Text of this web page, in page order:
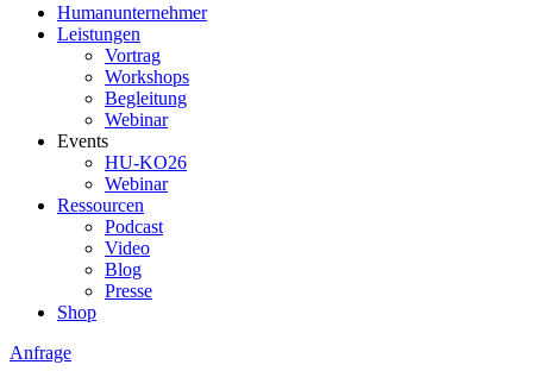
Humanunternehmer
Leistungen
Vortrag
Workshops
Begleitung
Webinar
Events
HU-KO26
Webinar
Ressourcen
Podcast
Video
Blog
Presse
Shop
Anfrage